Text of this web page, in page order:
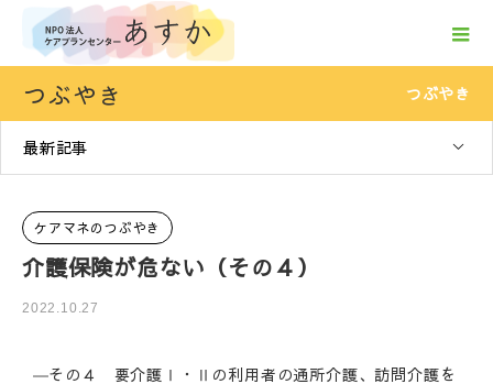
つぶやき つぶやき
最新記事
ケアマネのつぶやき
介護保険が危ない（その４）
2022.10.27
―その４ 要介護Ⅰ・Ⅱの利用者の通所介護、訪問介護を